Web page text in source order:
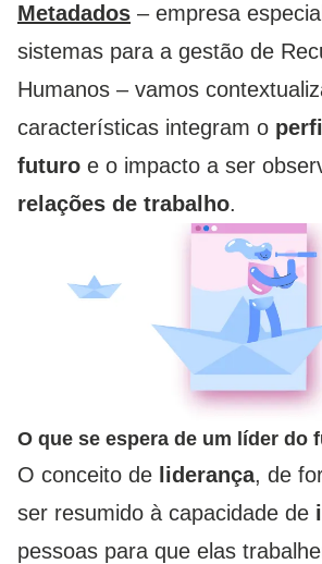
Metadados – empresa
sistemas para a gestão de
Humanos – vamos
características integram o
futuro e o impacto a ser
relações de trabalho.
O que se espera de um líder do
O conceito de liderança, de
ser resumido à capacidade de
pessoas para que elas